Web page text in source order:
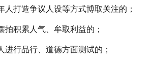
人打造争议人设等方式博取关注的；
拍积累人气、牟取利益的；
进行品行、道德方面测试的；